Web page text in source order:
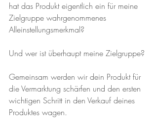
hat das Produkt eigentlich ein für meine
Zielgruppe wahrgenommenes
Alleinstellungsmerkmal?
Und wer ist überhaupt meine Zielgruppe?
Gemeinsam werden wir dein Produkt für
die Vermarktung schärfen und den ersten
wichtigen Schritt in den Verkauf deines
Produktes wagen.